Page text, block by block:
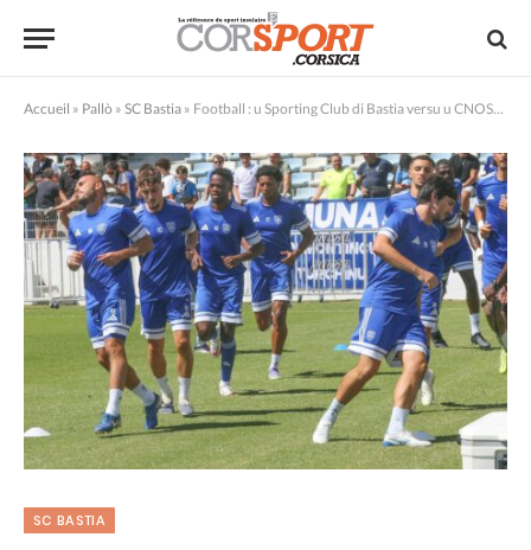
Accueil » Pallò » SC Bastia » Football : u Sporting Club di Bastia versu u CNOSF è Gueugnon ?
SC BASTIA